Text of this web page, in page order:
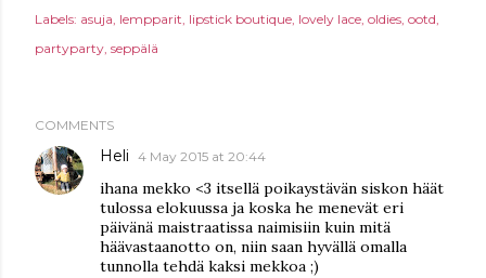
Labels: asuja lempparit lipstick boutique lovely lace oldies ootd
partyparty seppälä
COMMENTS
Heli 4 May 2015 at 20:44
ihana mekko <3 itsellä poikaystävän siskon häät
tulossa elokuussa ja koska he menevät eri
päivänä maistraatissa naimisiin kuin mitä
häävastaanotto on, niin saan hyvällä omalla
tunnolla tehdä kaksi mekkoa ;)